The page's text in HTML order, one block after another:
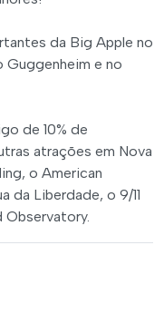
da Big Apple no
e no
de 10% de
atrações em Nova
o American
da Liberdade, o 9/11
Observatory.